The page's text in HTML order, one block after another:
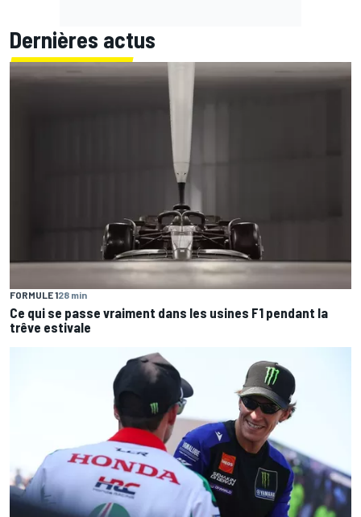
Dernières actus
FORMULE 128 min
Ce qui se passe vraiment dans les usines F1 pendant la
trêve estivale